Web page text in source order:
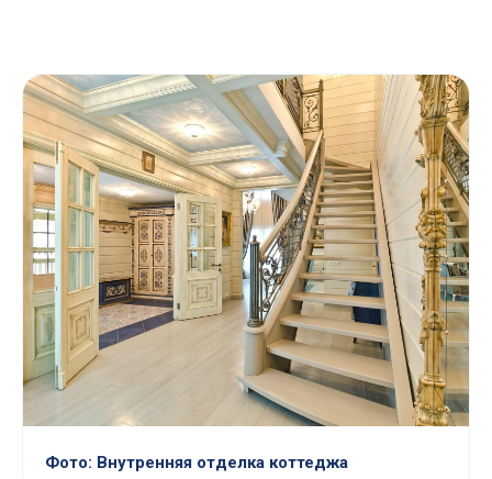
Фото: Внутренняя отделка коттеджа